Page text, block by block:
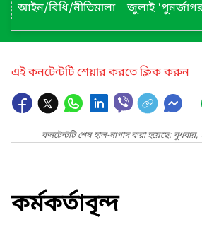
আইন/বিধি/নীতিমালা
জুলাই
এই কনটেন্টটি শেয়ার করতে ক্লিক করুন
কনটেন্টটি শেষ হাল-নাগাদ করা হয়েছে:
কর্মকর্তাবৃন্দ